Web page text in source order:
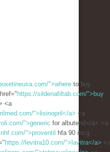
">where to buy
https://sildenafiltab.com/">buy
<a
">lisinopril</a> <a
">generic for albuterol</a> <a
">proventil
hfa 90 mcg
https://levitra10.com/">lavitra</a>